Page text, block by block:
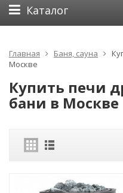
Каталог
Главная Баня, сауна
Москве
Купить печи
бани в Москве